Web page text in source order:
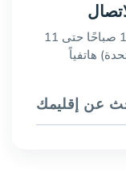
خدمة العملاء متاحة يوميًا من الساعة 10 صباحًا حتى 11
عن إقليمك